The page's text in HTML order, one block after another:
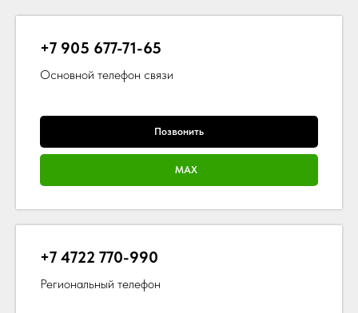
+7 905 677-71-65
Основной телефон связи
Позвонить
MAX
+7 4722 770-990
Региональный телефон